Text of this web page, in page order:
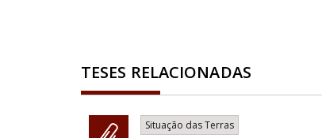
TESES RELACIONADAS
Situação das Terras